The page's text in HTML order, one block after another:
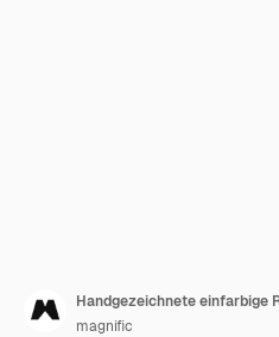
Handgezeichnete
magnific